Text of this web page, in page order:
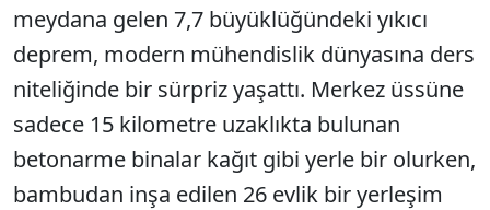
meydana gelen 7,7 büyüklüğündeki yıkıcı
deprem, modern mühendislik dünyasına ders
niteliğinde bir sürpriz yaşattı. Merkez üssüne
sadece 15 kilometre uzaklıkta bulunan
betonarme binalar kağıt gibi yerle bir olurken,
bambudan inşa edilen 26 evlik bir yerleşim